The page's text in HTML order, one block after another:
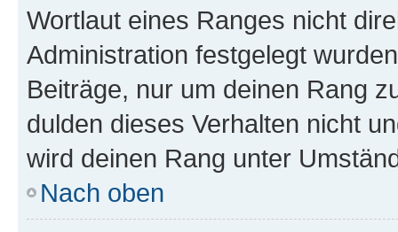
Wortlaut eines Ranges nicht
Administration festgelegt
Beiträge, nur um deinen Rang
dulden dieses Verhalten nicht
wird deinen Rang unter
Nach oben